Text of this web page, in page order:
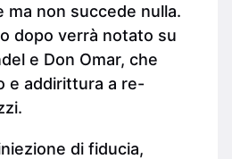
ma non succede nulla.
dopo verrà notato su
e Don Omar, che
e addirittura a re-
di fiducia,